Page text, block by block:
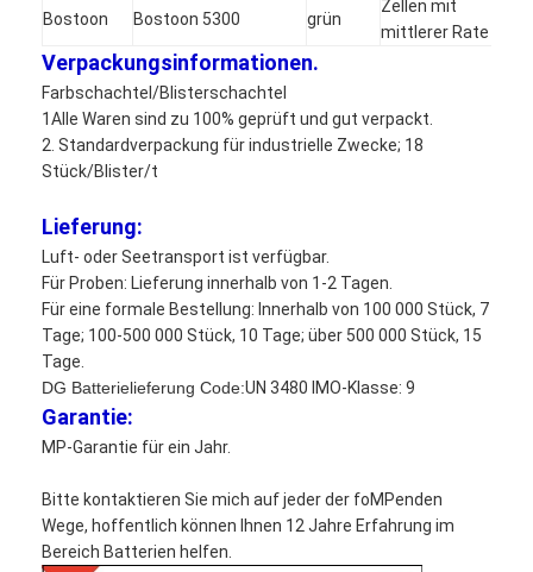
Bostoon Bostoon 5300 grün
Zellen mit
mittlerer Rate
Verpackungsinformationen.
Farbschachtel/Blisterschachtel
1Alle Waren sind zu 100% geprüft und gut verpackt.
2. Standardverpackung für industrielle Zwecke; 18
Stück/Blister/t
Lieferung:
Luft- oder Seetransport ist verfügbar.
Für Proben: Lieferung innerhalb von 1-2 Tagen.
Für eine formale Bestellung: Innerhalb von 100 000 Stück, 7
Tage; 100-500 000 Stück, 10 Tage; über 500 000 Stück, 15
Tage.
DG Batterielieferung Code:UN 3480 IMO-Klasse: 9
Garantie:
MP-Garantie für ein Jahr.
Bitte kontaktieren Sie mich auf jeder der foMPenden
Wege, hoffentlich können Ihnen 12 Jahre Erfahrung im
Bereich Batterien helfen.